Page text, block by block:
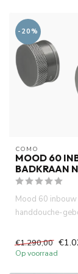
-20%
COMO
MOOD 60
BADKRAAN
Mood 60
handdouche-
€1.290,00
Op voorraad